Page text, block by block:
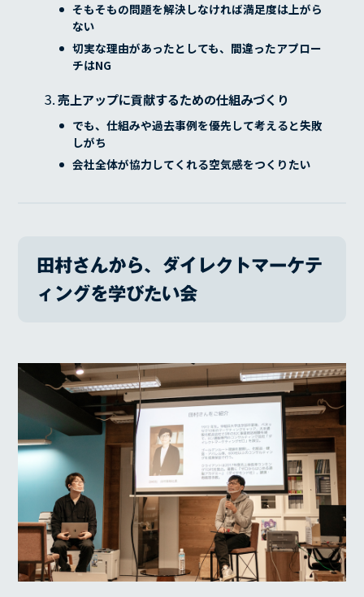
そもそもの問題を解決しなければ満足度は上がら
ない
切実な理由があったとしても、間違ったアプロー
チはNG
売上アップに貢献するための仕組みづくり
でも、仕組みや過去事例を優先して考えると失敗
しがち
会社全体が協力してくれる空気感をつくりたい
田村さんから、ダイレクトマーケテ
ィングを学びたい会